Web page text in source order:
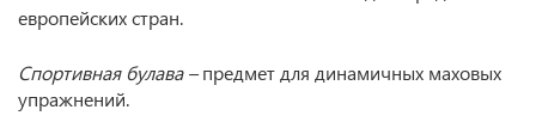
европейских стран.
Спортивная булава –предмет для динамичных маховых
упражнений.